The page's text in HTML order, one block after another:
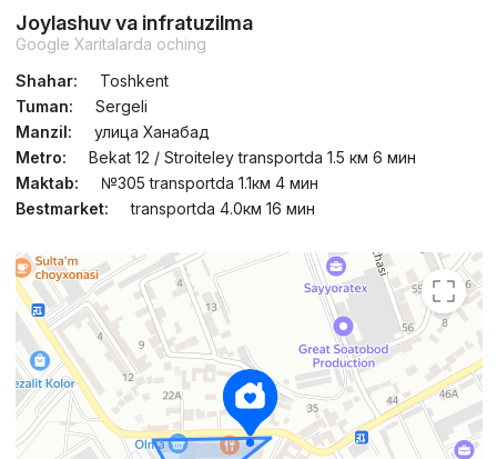
Joylashuv va infratuzilma
Google Xaritalarda oching
Shahar:
Toshkent
Tuman:
Sergeli
Manzil:
улица Ханабад
Metro:
Bekat 12 / Stroiteley transportda 1.5 км 6 мин
Maktab:
№305 transportda 1.1км 4 мин
Bestmarket:
transportda 4.0км 16 мин